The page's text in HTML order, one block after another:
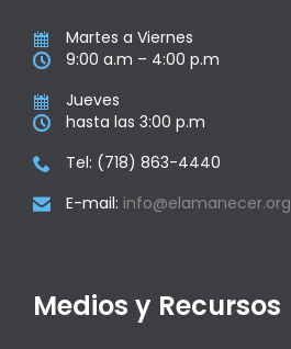
 Martes a Viernes
 9:00 a.m – 4:00 p.m
 Jueves
 hasta las 3:00 p.m
 Tel: (718) 863-4440
 E-mail: info@elamanecer.org
Medios y Recursos